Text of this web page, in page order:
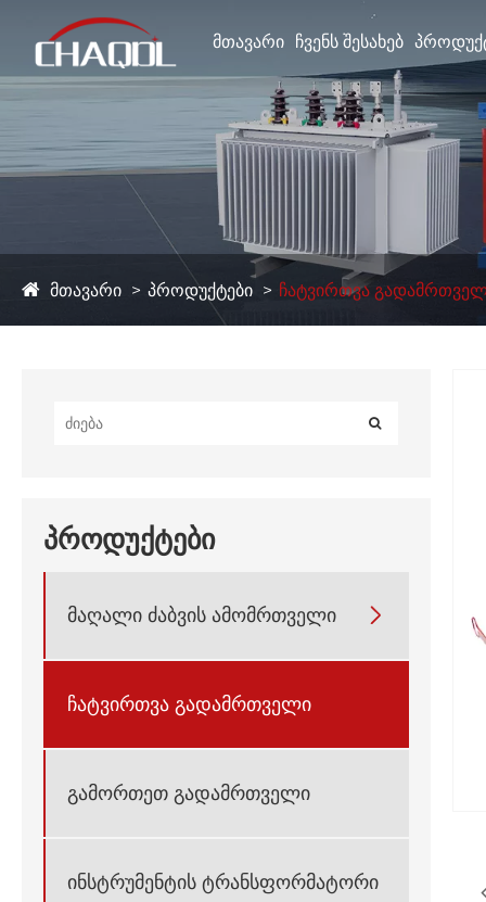
ᲛᲗᲐᲕᲐᲠᲘ ᲩᲕᲔᲜᲡ ᲨᲔᲡᲐᲮᲔᲑ
მთავარი პროდუქტები ჩატვირთვა
პროდუქტები
მაღალი ძაბვის ამომრთველი 
ჩატვირთვა გადამრთველი
გამორთეთ გადამრთველი
ინსტრუმენტის ტრანსფორმატორი